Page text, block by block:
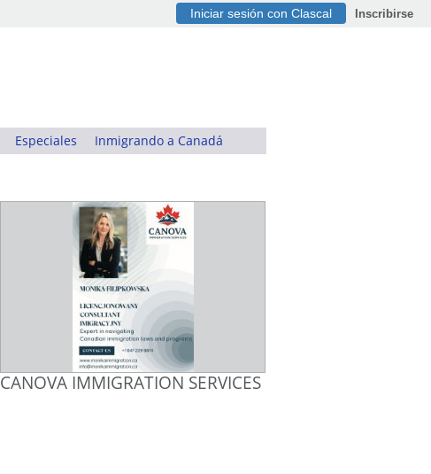
Iniciar sesión con Clascal Inscribirse
Especiales Inmigrando a Canadá
CANOVA IMMIGRATION SERVICES